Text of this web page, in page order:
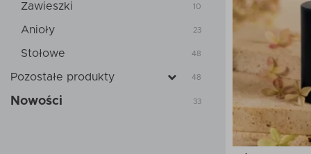
Zawieszki 10
Anioły 23
Stołowe 48
Pozostałe produkty 48
Nowości 33